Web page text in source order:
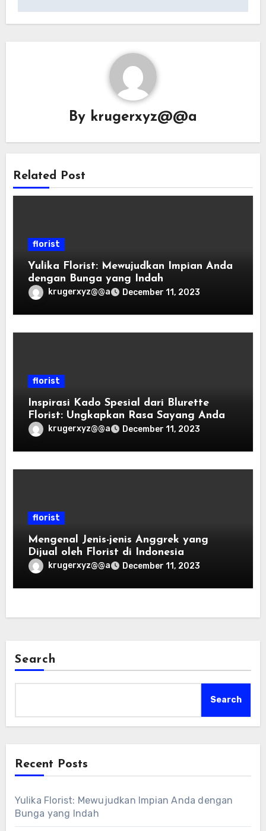
By krugerxyz@@a
Related Post
florist
Yulika Florist: Mewujudkan Impian Anda
dengan Bunga yang Indah
krugerxyz@@a December 11, 2023
florist
Inspirasi Kado Spesial dari Blurette
Florist: Ungkapkan Rasa Sayang Anda
krugerxyz@@a December 11, 2023
florist
Mengenal Jenis-jenis Anggrek yang
Dijual oleh Florist di Indonesia
krugerxyz@@a December 11, 2023
Search
Search
Recent Posts
Yulika Florist: Mewujudkan Impian Anda dengan
Bunga yang Indah